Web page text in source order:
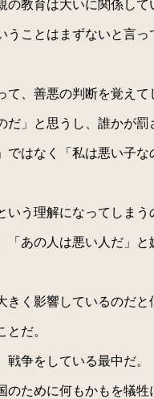
教育は大いに関係して
ことはまずないと言っ
、善悪の判断を覚えて
」と思うし、誰かが罰
はなく「私は悪い子な
う理解になってしまう
あの人は悪い人だ」と
く影響しているのだと
だ。
争をしている最中だ。
ために何もかもを犠牲